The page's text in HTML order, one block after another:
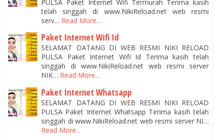
PULSA Paket Internet Wifi Termurah Terima kasih
telah singgah di www.NikiReload.net web resmi
serv… Read More...
Paket Internet Wifi Id
SELAMAT DATANG DI WEB RESMI NIKI RELOAD
PULSA Paket Internet Wifi Id Terima kasih telah
singgah di www.NikiReload.net web resmi server
NIK… Read More...
Paket Internet Whatsapp
SELAMAT DATANG DI WEB RESMI NIKI RELOAD
PULSA Paket Internet Whatsapp Terima kasih telah
singgah di www.NikiReload.net web resmi server NI…
Read More...